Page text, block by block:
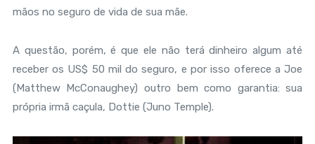
mãos no seguro de vida de sua mãe.
A questão, porém, é que ele não terá dinheiro algum até
receber os US$ 50 mil do seguro, e por isso oferece a Joe
(Matthew McConaughey) outro bem como garantia: sua
própria irmã caçula, Dottie (Juno Temple).